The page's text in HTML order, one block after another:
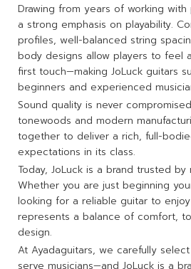
Drawing from years of working with
a strong emphasis on playability.
profiles, well-balanced string
body designs allow players to feel
first touch—making JoLuck guitars
beginners and experienced
Sound quality is never
tonewoods and modern
together to deliver a rich, full-
expectations in its class.
Today, JoLuck is a brand trusted
Whether you are just beginning
looking for a reliable guitar to
represents a balance of comfort,
design.
At Ayadaguitars, we carefully
serve musicians—and JoLuck is a